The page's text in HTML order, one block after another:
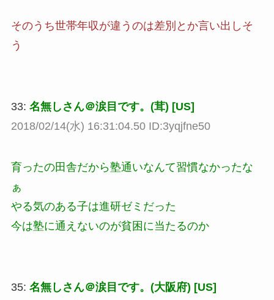
そのうち世帯年収が違うのは差別とか言い出しそ
う
33: 名無しさん＠涙目です。(茸) [US]
2018/02/14(水) 16:31:04.50 ID:3yqjfne50
育ったの田舎だから塾通いなんて習慣なかったな
ぁ
やる気のある子は進研ゼミだった
今は塾に通えないのが貧困に当たるのか
35: 名無しさん＠涙目です。(大阪府) [US]